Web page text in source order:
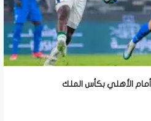
الأهلي بكأس الملك